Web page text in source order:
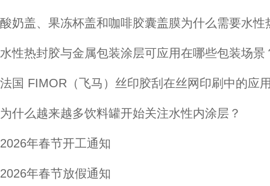
酸奶盖、果冻杯盖和咖啡胶囊盖膜为什么需要水性
水性热封胶与金属包装涂层可应用在哪些包装场景
法国 FIMOR（飞马）丝印胶刮在丝网印刷中的应
为什么越来越多饮料罐开始关注水性内涂层？
2026年春节开工通知
2026年春节放假通知